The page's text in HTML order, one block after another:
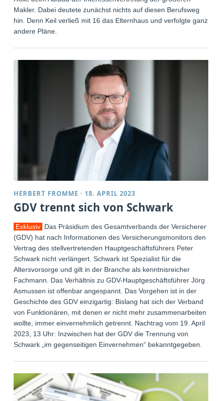
Makler. Dabei deutete zunächst nichts auf diesen Berufsweg
hin. Denn Keil verließ mit 16 das Elternhaus und verfolgte ganz
andere Pläne.
HERBERT FROMME · 18. APRIL 2023
GDV trennt sich von Schwark
Exklusiv Das Präsidium des Gesamtverbands der Versicherer
(GDV) hat nach Informationen des Versicherungsmonitors den
Vertrag des stellvertretenden Hauptgeschäftsführers Peter
Schwark nicht verlängert. Schwark ist Spezialist für die
Altersvorsorge und gilt in der Branche als kenntnisreicher
Fachmann. Das Verhältnis zu GDV-Hauptgeschäftsführer Jörg
Asmussen ist offenbar angespannt. Das Vorgehen ist in der
Geschichte des GDV einzigartig: Bislang hat sich der Verband
von Funktionären, mit denen er nicht mehr zusammenarbeiten
wollte, immer einvernehmlich getrennt. Nachtrag vom 19. April
2023, 13 Uhr: Inzwischen hat der GDV die Trennung von
Schwark „im gegenseitigen Einvernehmen“ bekanntgegeben.